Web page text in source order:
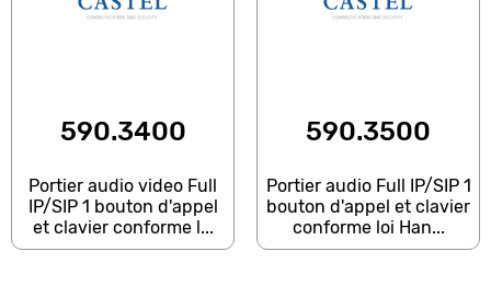
590.3400
Portier audio video Full
IP/SIP 1 bouton d'appel
et clavier conforme l...
590.3500
Portier audio Full IP/SIP 1
bouton d'appel et clavier
conforme loi Han...